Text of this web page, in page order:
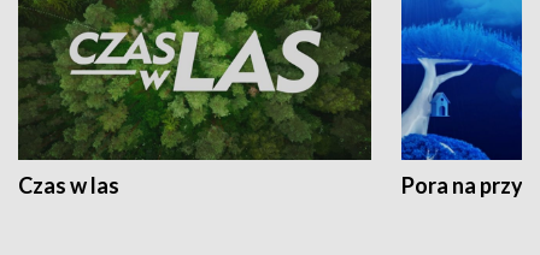
Czas w las Pora na